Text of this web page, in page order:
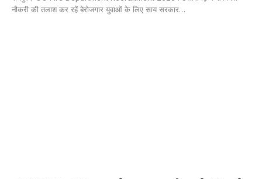
नौकरी की तलाश कर रहें बेरोजगार युवाओं के लिए साय सरकार…